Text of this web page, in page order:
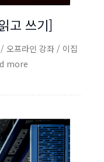
고 쓰기]
오프라인 강좌 / 이집
more